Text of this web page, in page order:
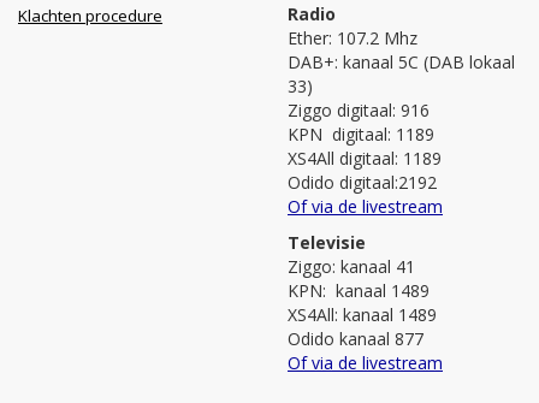
Klachten procedure
Radio
Ether: 107.2 Mhz
DAB+: kanaal 5C (DAB lokaal
33)
Ziggo digitaal: 916
KPN digitaal: 1189
XS4All digitaal: 1189
Odido digitaal:2192
Of via de livestream
Televisie
Ziggo: kanaal 41
KPN: kanaal 1489
XS4All: kanaal 1489
Odido kanaal 877
Of via de livestream